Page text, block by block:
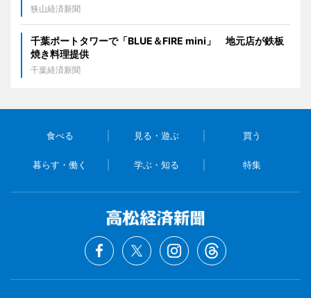
狭山経済新聞
千葉ポートタワーで「BLUE＆FIRE mini」 地元店が鉄板
焼き料理提供
千葉経済新聞
食べる 見る・遊ぶ 買う
暮らす・働く 学ぶ・知る 特集